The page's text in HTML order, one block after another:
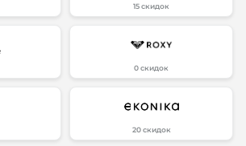
15 скидок
0 скидок
20 скидок